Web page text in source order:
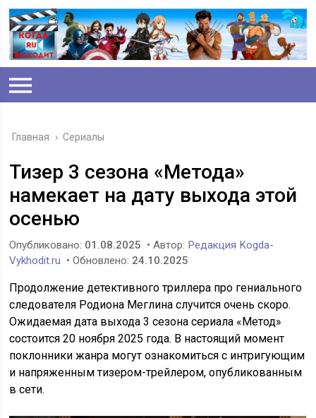
Главная › Сериалы
Тизер 3 сезона «Метода»
намекает на дату выхода этой
осенью
Опубликовано: 01.08.2025 • Автор: Редакция Kogda-
Vykhodit.ru • Обновлено: 24.10.2025
Продолжение детективного триллера про гениального
следователя Родиона Меглина случится очень скоро.
Ожидаемая дата выхода 3 сезона сериала «Метод»
состоится 20 ноября 2025 года. В настоящий момент
поклонники жанра могут ознакомиться с интригующим
и напряженным тизером-трейлером, опубликованным
в сети.